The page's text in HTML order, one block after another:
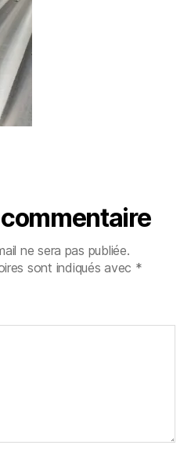
ne sera pas publiée.
sont indiqués avec *